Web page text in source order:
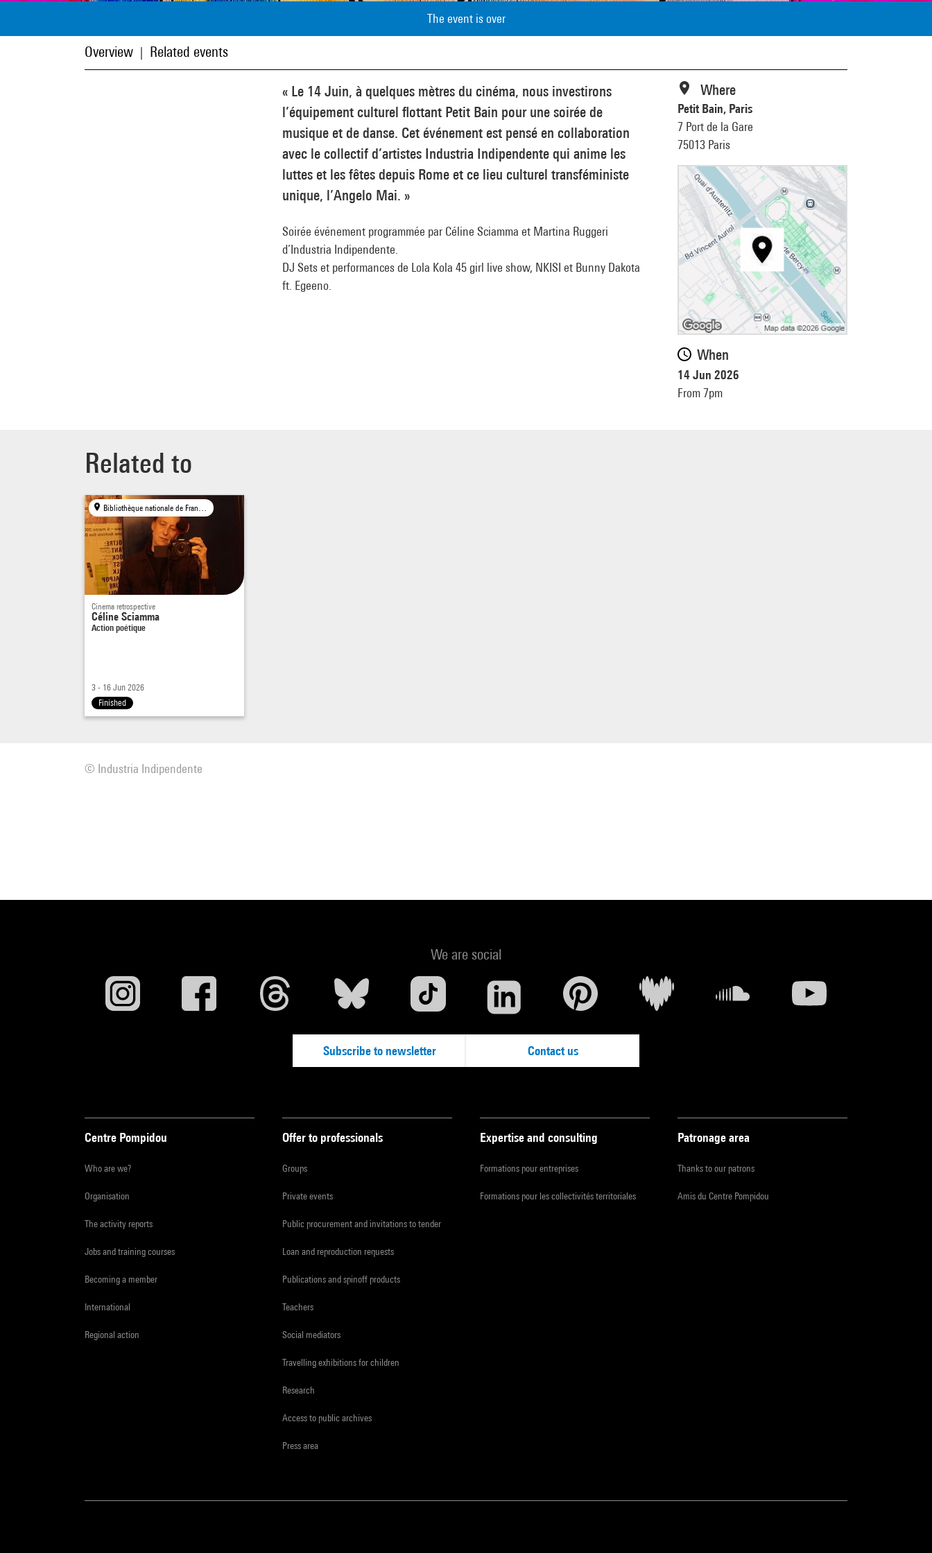
The event is over
Overview Related events
« Le 14 Juin, à quelques mètres du cinéma, nous investirons
l’équipement culturel flottant Petit Bain pour une soirée de
musique et de danse. Cet événement est pensé en collaboration
avec le collectif d’artistes Industria Indipendente qui anime les
luttes et les fêtes depuis Rome et ce lieu culturel transféministe
unique, l’Angelo Mai. »
Soirée événement programmée par Céline Sciamma et Martina Ruggeri
d’Industria Indipendente.
DJ Sets et performances de Lola Kola 45 girl live show, NKISI et Bunny Dakota
ft. Egeeno.
Where
Petit Bain, Paris
7 Port de la Gare
75013 Paris
When
14 Jun 2026
From 7pm
Related to
Cinema retrospective
Céline Sciamma
Action poétique
3 - 16 Jun 2026
Finished
© Industria Indipendente
We are social
Subscribe to newsletter Contact us
Centre Pompidou
Who are we?
Organisation
The activity reports
Jobs and training courses
Becoming a member
International
Regional action
Offer to professionals
Groups
Private events
Public procurement and invitations to tender
Loan and reproduction requests
Publications and spinoff products
Teachers
Social mediators
Travelling exhibitions for children
Research
Access to public archives
Press area
Expertise and consulting
Formations pour entreprises
Formations pour les collectivités territoriales
Patronage area
Thanks to our patrons
Amis du Centre Pompidou